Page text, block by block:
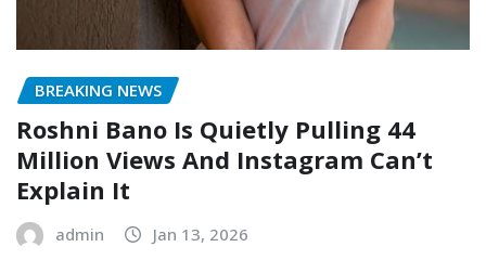
BREAKING NEWS
Roshni Bano Is Quietly Pulling 44
Million Views And Instagram Can’t
Explain It
admin Jan 13, 2026